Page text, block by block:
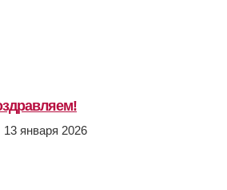
13 января 2026